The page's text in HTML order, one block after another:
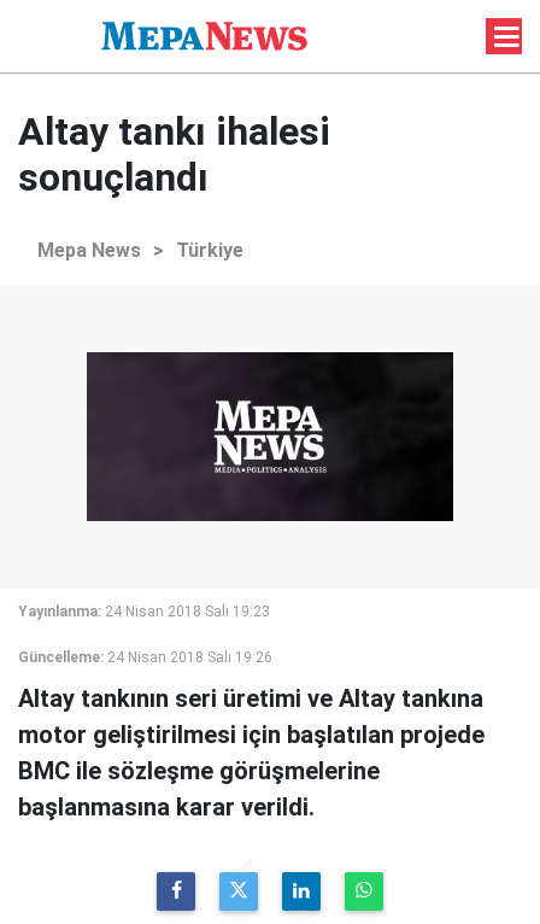
Altay tankı ihalesi
sonuçlandı
Mepa News > Türkiye
Yayınlanma: 24 Nisan 2018 Salı 19:23
Güncelleme: 24 Nisan 2018 Salı 19:26
Altay tankının seri üretimi ve Altay tankına
motor geliştirilmesi için başlatılan projede
BMC ile sözleşme görüşmelerine
başlanmasına karar verildi.